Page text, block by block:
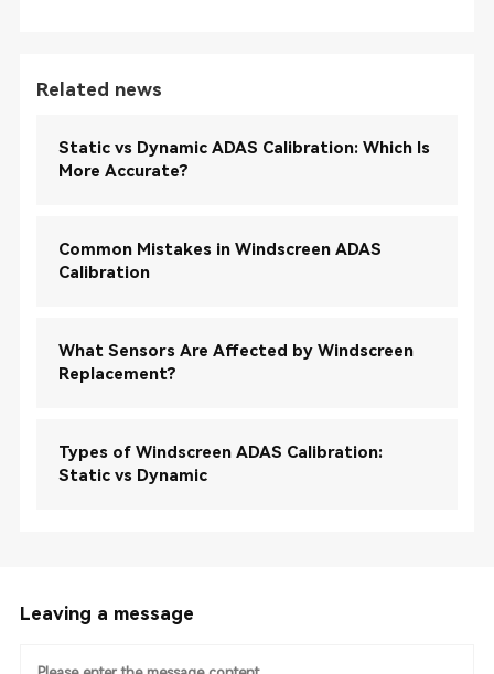
Related news
Static vs Dynamic ADAS Calibration: Which Is
More Accurate?
Common Mistakes in Windscreen ADAS
Calibration
What Sensors Are Affected by Windscreen
Replacement?
Types of Windscreen ADAS Calibration:
Static vs Dynamic
Leaving a message